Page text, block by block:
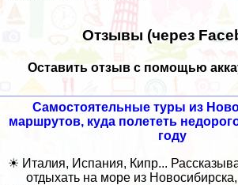
Отзывы (через
Оставить отзыв с помощью
Самостоятельные туры из
маршрутов, куда полететь
году
☀ Италия, Испания, Кипр...
отдыхать на море из